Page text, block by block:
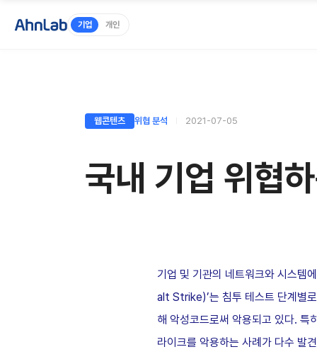
기업 개인
웹콘텐츠 위협 분석 2021-07-05
국내 기업 위협
기업 및 기관의 네트워크와 시스템
alt Strike)’는 침투 테스트 단계별
해 악성코드로써 악용되고 있다. 특
라이크를 악용하는 사례가 다수 발